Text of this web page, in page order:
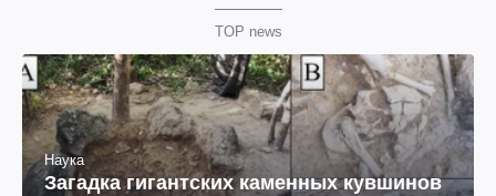
TOP news
Наука
Загадка гигантских каменных кувшинов